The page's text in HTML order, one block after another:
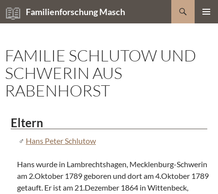
Zum
Inhalt
Familienforschung Masch
Suchen
FAMILIE SCHLUTOW UND
SCHWERIN AUS
RABENHORST
Eltern
Hans Peter Schlutow
Hans wurde in Lambrechtshagen, Mecklenburg-Schwerin
am 2.Oktober 1789 geboren und dort am 4.Oktober 1789
getauft. Er ist am 21.Dezember 1864 in Wittenbeck,